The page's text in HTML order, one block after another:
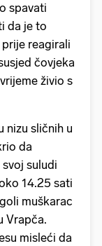
spavati
da je to
reagirali
čovjeka
živio s
nizu sličnih u
da
suludi
14.25 sati
muškarac
Vrapča.
misleći da